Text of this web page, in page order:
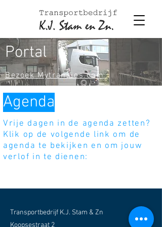
Portal
Bezoek Mytransics.com
Agenda
Vrije dagen in de agenda zetten?
Klik op de volgende link om de
agenda te bekijken en om jouw
verlof in te dienen:
Transportbedrijf K.J. Stam & Zn
Koopsestraat 2